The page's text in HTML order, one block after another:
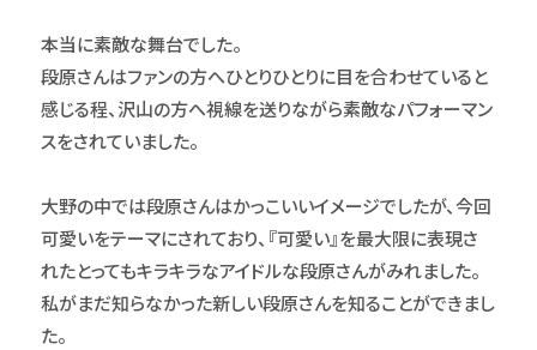
本当に素敵な舞台でした。
段原さんはファンの方へひとりひとりに目を合わせていると
感じる程、沢山の方へ視線を送りながら素敵なパフォーマン
スをされていました。
大野の中では段原さんはかっこいいイメージでしたが、今回
可愛いをテーマにされており、『可愛い』を最大限に表現さ
れたとってもキラキラなアイドルな段原さんがみれました。
私がまだ知らなかった新しい段原さんを知ることができまし
た。